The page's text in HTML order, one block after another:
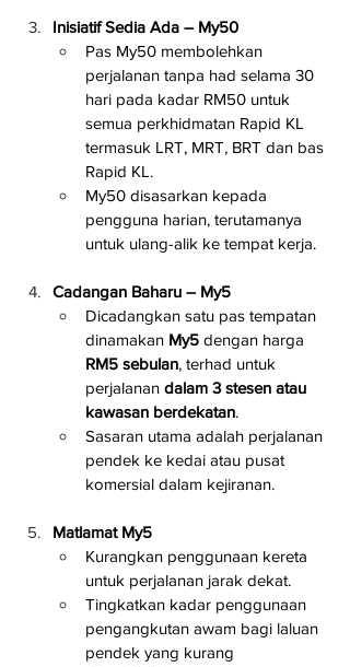
Inisiatif Sedia Ada – My50
Pas My50 membolehkan
perjalanan tanpa had selama 30
hari pada kadar RM50 untuk
semua perkhidmatan Rapid KL
termasuk LRT, MRT, BRT dan bas
Rapid KL.
My50 disasarkan kepada
pengguna harian, terutamanya
untuk ulang-alik ke tempat kerja.
Cadangan Baharu – My5
Dicadangkan satu pas tempatan
dinamakan My5 dengan harga
RM5 sebulan, terhad untuk
perjalanan dalam 3 stesen atau
kawasan berdekatan.
Sasaran utama adalah perjalanan
pendek ke kedai atau pusat
komersial dalam kejiranan.
Matlamat My5
Kurangkan penggunaan kereta
untuk perjalanan jarak dekat.
Tingkatkan kadar penggunaan
pengangkutan awam bagi laluan
pendek yang kurang